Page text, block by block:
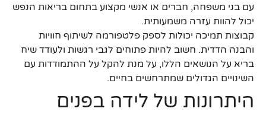
עם בני משפחה, חברים או אנשי מקצוע בתחום בריאות הנפש
יכול להוות עזרה משמעותית.
קבוצות תמיכה יכולות לספק פלטפורמה לשיתוף חוויות
והבנה הדדית. חשוב להיות פתוחים לגבי רגשות ולעודד שיח
בריא על הנושאים הללו, על מנת להקל על ההתמודדות עם
השינויים הגדולים שמתרחשים בחיים.
היתרונות של לידה בפנים